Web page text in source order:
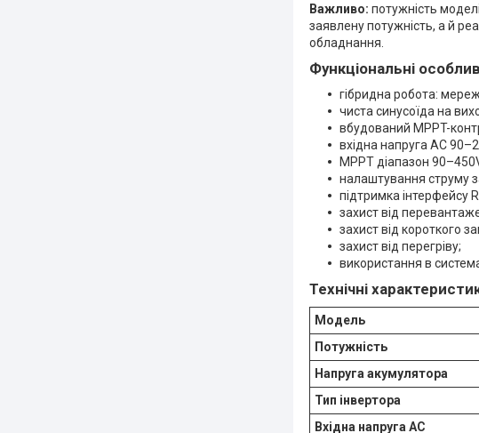
Важливо: потужність
заявлену потужність, а й
обладнання.
Функціональні
гібридна робота:
чиста синусоїда на
вбудований MPPT-
вхідна напруга AC
MPPT діапазон
налаштування струму
підтримка інтерфейсу
захист від
захист від короткого
захист від перегріву;
використання в
Технічні
Модель
Потужність
Напруга акумулятора
Тип інвертора
Вхідна напруга AC